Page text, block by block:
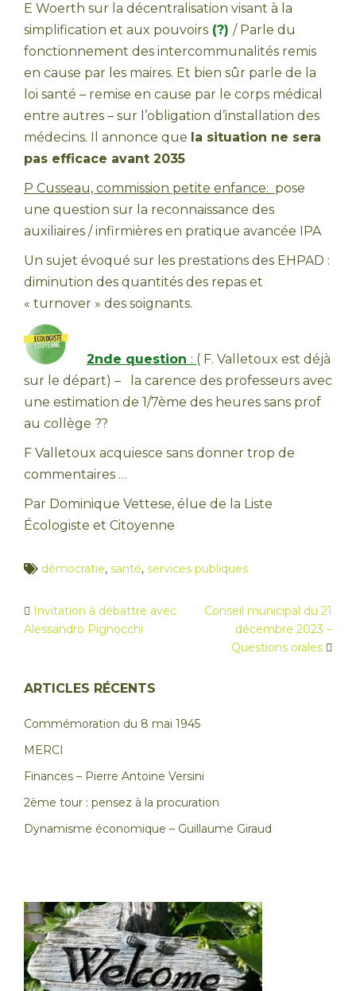
E Woerth sur la décentralisation visant à la
simplification et aux pouvoirs (?) / Parle du
fonctionnement des intercommunalités remis
en cause par les maires. Et bien sûr parle de la
loi santé – remise en cause par le corps médical
entre autres – sur l’obligation d’installation des
médecins. Il annonce que la situation ne sera
pas efficace avant 2035
P Cusseau, commission petite enfance: pose
une question sur la reconnaissance des
auxiliaires / infirmières en pratique avancée IPA
Un sujet évoqué sur les prestations des EHPAD :
diminution des quantités des repas et
« turnover » des soignants.
2nde question : ( F. Valletoux est déjà
sur le départ) – la carence des professeurs avec
une estimation de 1/7ème des heures sans prof
au collège ??
F Valletoux acquiesce sans donner trop de
commentaires …
Par Dominique Vettese, élue de la Liste
Écologiste et Citoyenne
démocratie, santé, services publiques
Navigation
Invitation à débattre avec
Alessandro Pignocchi
Conseil municipal du 21
décembre 2023 –
Questions orales
ARTICLES RÉCENTS
Commémoration du 8 mai 1945
MERCI
Finances – Pierre Antoine Versini
2ème tour : pensez à la procuration
Dynamisme économique – Guillaume Giraud